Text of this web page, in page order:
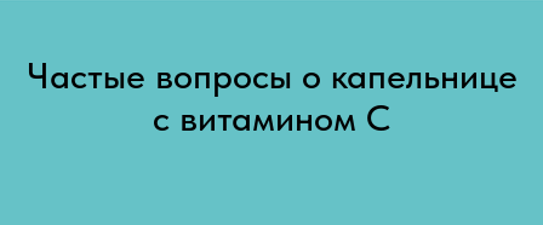
Частые вопросы о капельнице
с витамином С